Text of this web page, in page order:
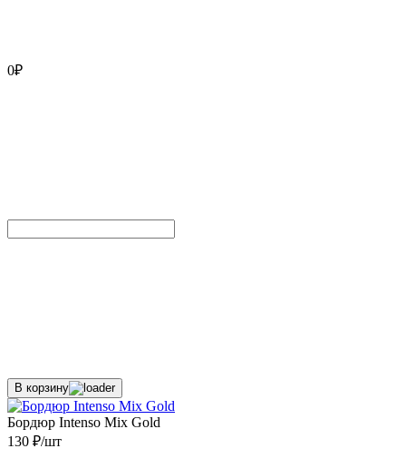
0₽
В корзину
Бордюр Intenso Mix Gold
130 ₽/шт